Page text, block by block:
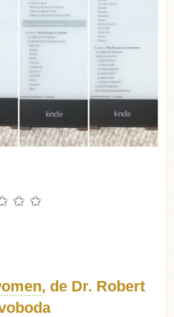
✩ ✩
, de Dr. Robert